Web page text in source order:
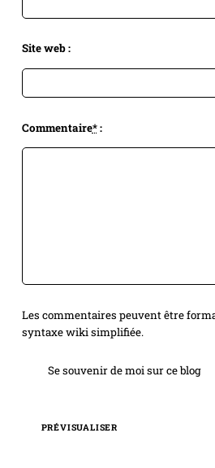
Site web :
Commentaire*:
Les commentaires peuvent être
syntaxe wiki simplifiée.
Se souvenir de moi sur ce blog
PRÉVISUALISER